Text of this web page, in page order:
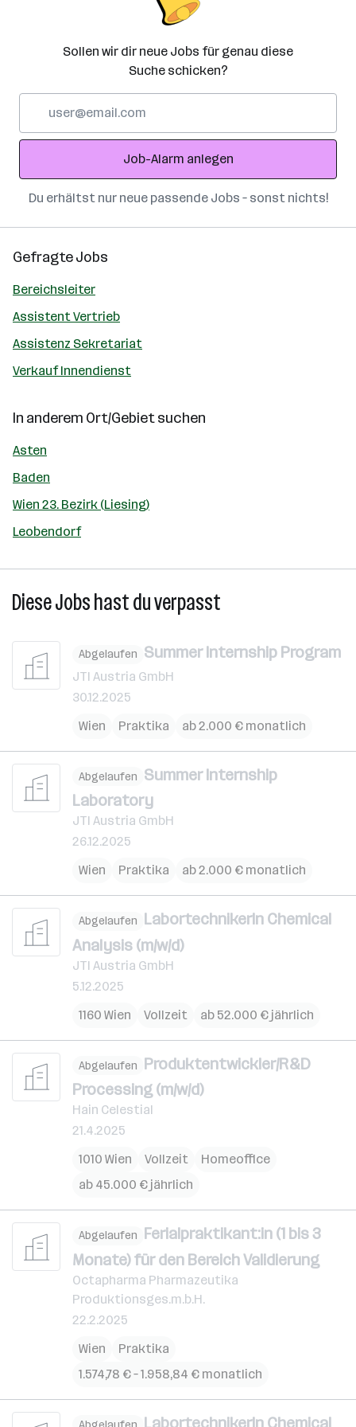
Sollen wir dir neue Jobs für genau diese
Suche schicken?
Adresse
Job-Alarm anlegen
Du erhältst nur neue passende Jobs – sonst nichts!
Gefragte Jobs
Bereichsleiter
Assistent Vertrieb
Assistenz Sekretariat
Verkauf Innendienst
In anderem Ort/Gebiet suchen
Asten
Baden
Wien 23. Bezirk (Liesing)
Leobendorf
Diese Jobs hast du verpasst
Abgelaufen Summer Internship Program
JTI Austria GmbH
30.12.2025
Wien
Praktika ab 2.000 € monatlich
Abgelaufen Summer Internship
Laboratory
JTI Austria GmbH
26.12.2025
Wien
Praktika ab 2.000 € monatlich
Abgelaufen LabortechnikerIn Chemical
Analysis (m/w/d)
JTI Austria GmbH
5.12.2025
1160 Wien
Vollzeit ab 52.000 € jährlich
Abgelaufen Produktentwickler/R&D
Processing (m/w/d)
Hain Celestial
21.4.2025
1010 Wien
Vollzeit
Homeoffice
ab 45.000 € jährlich
Abgelaufen Ferialpraktikant:in (1 bis 3
Monate) für den Bereich Validierung
Octapharma Pharmazeutika
Produktionsges.m.b.H.
22.2.2025
Wien
Praktika
1.574,78 € – 1.958,84 € monatlich
LabortechnikerIn Chemical